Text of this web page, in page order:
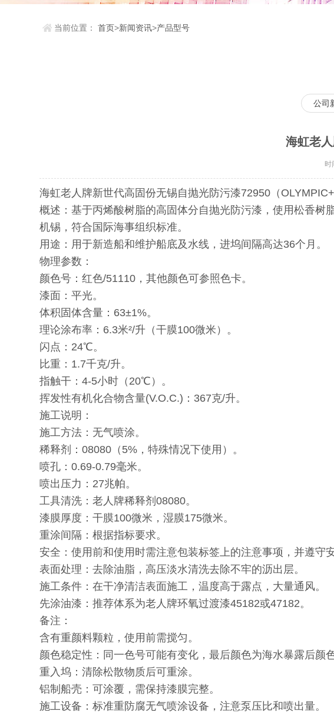
当前位置：首页>新闻资讯>产品型号
公司
海虹老
时
海虹老人牌新世代高固份无锡自抛光防污漆72950（
概述：基于丙烯酸树脂的高固体分自抛光防污漆，使用松香
机锡，符合国际海事组织标准。
用途：用于新造船和维护船底及水线，进坞间隔高达36个月。
物理参数：
颜色号：红色/51110，其他颜色可参照色卡。
漆面：平光。
体积固体含量：63±1%。
理论涂布率：6.3米²/升（干膜100微米）。
闪点：24℃。
比重：1.7千克/升。
指触干：4-5小时（20℃）。
挥发性有机化合物含量(V.O.C.)：367克/升。
施工说明：
施工方法：无气喷涂。
稀释剂：08080（5%，特殊情况下使用）。
喷孔：0.69-0.79毫米。
喷出压力：27兆帕。
工具清洗：老人牌稀释剂08080。
漆膜厚度：干膜100微米，湿膜175微米。
重涂间隔：根据指标要求。
安全：使用前和使用时需注意包装标签上的注意事项，并遵守
表面处理：去除油脂，高压淡水清洗去除不牢的沥出层。
施工条件：在干净清洁表面施工，温度高于露点，大量通风。
先涂油漆：推荐体系为老人牌环氧过渡漆45182或47182。
备注：
含有重颜料颗粒，使用前需搅匀。
颜色稳定性：同一色号可能有变化，最后颜色为海水暴露后颜色
重入坞：清除松散物质后可重涂。
铝制船壳：可涂覆，需保持漆膜完整。
施工设备：标准重防腐无气喷涂设备，注意泵压比和喷出量。